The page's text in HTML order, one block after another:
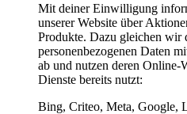
Mit deiner Einwilligung
unserer Website über
Produkte. Dazu gleichen wir
personenbezogenen Daten
ab und nutzen deren Online-
Dienste bereits nutzt:
Bing, Criteo, Meta, Google,